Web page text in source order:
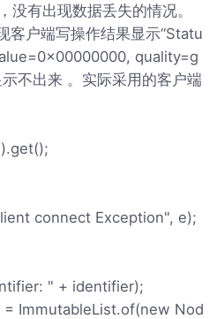
没有出现数据丢失的情况。
客户端写操作结果显示“Statu
quality=g
不出来 。实际采用的客户端
connect Exception", e);
" + identifier);
ImmutableList.of(new Nod